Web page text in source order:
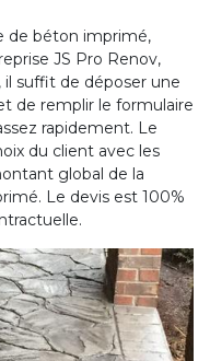
de béton imprimé,
JS Pro Renov,
il suffit de déposer une
de remplir le formulaire
rapidement. Le
du client avec les
global de la
Le devis est 100%